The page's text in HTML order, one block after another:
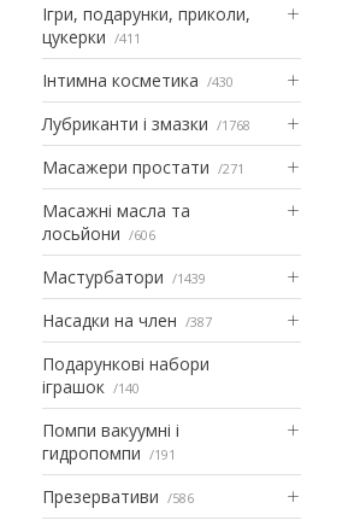
Ігри, подарунки, приколи,
цукерки
411
Інтимна косметика 430
Лубриканти і змазки 1768
Масажери простати 271
Масажні масла та
лосьйони
606
Мастурбатори 1439
Насадки на член 387
Подарункові набори
іграшок
140
Помпи вакуумні і
гидропомпи
191
Презервативи 586